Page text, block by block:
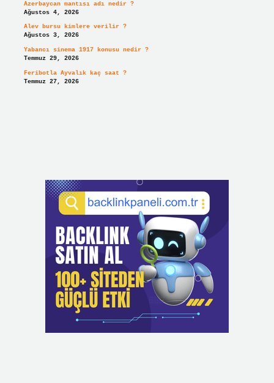
Azerbaycan mantısı adı nedir ?
Ağustos 4, 2026
Alev bursu kimlere verilir ?
Ağustos 3, 2026
Yabancı sinema 1917 konusu nedir ?
Temmuz 29, 2026
Feribotla Ayvalık kaç saat ?
Temmuz 27, 2026